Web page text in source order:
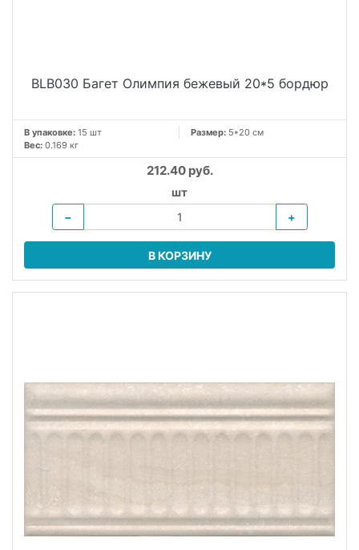
BLB030 Багет Олимпия бежевый 20*5 бордюр
В упаковке: 15 шт Размер: 5*20 см
Вес: 0.169 кг
212.40 руб.
шт
−
+
В КОРЗИНУ